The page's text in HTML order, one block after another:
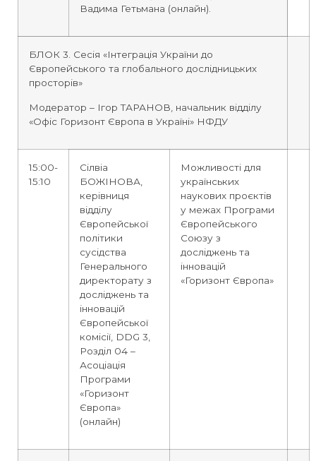
Вадима Гетьмана (онлайн).
БЛОК 3. Сесія «Інтеграція України до
Європейського та глобального дослідницьких
просторів»
Модератор – Ігор ТАРАНОВ, начальник відділу
«Офіс Горизонт Європа в Україні» НФДУ
15:00-
15:10
Сілвіа
БОЖІНОВА,
керівниця
відділу
Європейської
політики
сусідства
Генерального
директорату з
досліджень та
інновацій
Європейської
комісії, DDG 3,
Розділ 04 –
Асоціація
Програми
«Горизонт
Європа»
(онлайн)
Можливості для
українських
наукових проєктів
у межах Програми
Європейського
Союзу з
досліджень та
інновацій
«Горизонт Європа»